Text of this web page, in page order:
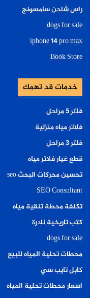
راس شاحن سامسونج
dogs for sale
iphone 14 pro max
Book Store
خدمات قد تهمك
فلتر ٥ مراحل
فلاتر مياه منزلية
فلتر ٣ مراحل
قطع غيار فلاتر مياه
تحسين محركات البحث seo
SEO Consultant
تكلفة محطة تنقية مياه
كتب تاريخية نادرة
dogs for sale
محطات تحلية المياه للبيع
كابل تايب سي
اسعار محطات تحلية المياه